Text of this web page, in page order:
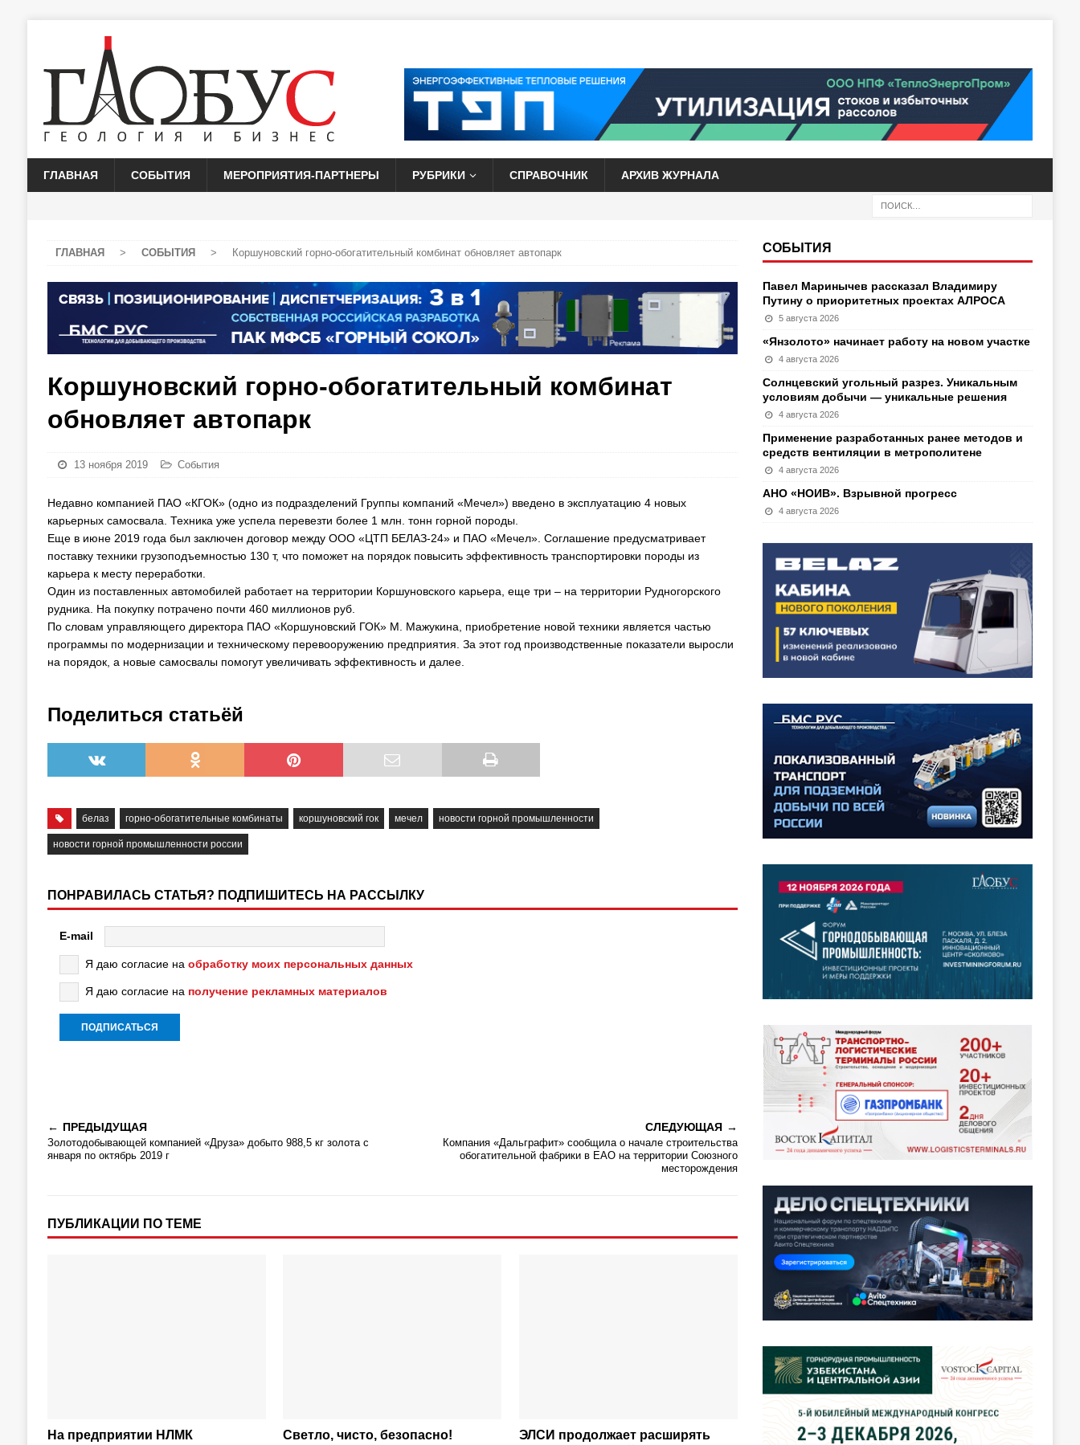
ГЛАВНАЯ СОБЫТИЯ МЕРОПРИЯТИЯ-ПАРТНЕРЫ РУБРИКИ СПРАВОЧНИК АРХИВ ЖУРНАЛА
ГЛАВНАЯ > СОБЫТИЯ > Коршуновский горно-обогатительный комбинат обновляет автопарк
Коршуновский горно-обогатительный комбинат
обновляет автопарк
13 ноября 2019 События
Недавно компанией ПАО «КГОК» (одно из подразделений Группы компаний «Мечел») введено в эксплуатацию 4 новых
карьерных самосвала. Техника уже успела перевезти более 1 млн. тонн горной породы.
Еще в июне 2019 года был заключен договор между ООО «ЦТП БЕЛАЗ-24» и ПАО «Мечел». Соглашение предусматривает
поставку техники грузоподъемностью 130 т, что поможет на порядок повысить эффективность транспортировки породы из
карьера к месту переработки.
Один из поставленных автомобилей работает на территории Коршуновского карьера, еще три – на территории Рудногорского
рудника. На покупку потрачено почти 460 миллионов руб.
По словам управляющего директора ПАО «Коршуновский ГОК» М. Мажукина, приобретение новой техники является частью
программы по модернизации и техническому перевооружению предприятия. За этот год производственные показатели выросли
на порядок, а новые самосвалы помогут увеличивать эффективность и далее.
Поделиться статьёй
белаз горно-обогатительные комбинаты коршуновский гок мечел новости горной промышленности
новости горной промышленности россии
ПОНРАВИЛАСЬ СТАТЬЯ? ПОДПИШИТЕСЬ НА РАССЫЛКУ
E-mail
Я даю согласие на обработку моих персональных данных
Я даю согласие на получение рекламных материалов
ПРЕДЫДУЩАЯ
Золотодобывающей компанией «Друза» добыто 988,5 кг золота с
января по октябрь 2019 г
СЛЕДУЮЩАЯ
Компания «Дальграфит» сообщила о начале строительства
обогатительной фабрики в ЕАО на территории Союзного
месторождения
ПУБЛИКАЦИИ ПО ТЕМЕ
На предприятии НЛМК
Светло, чисто, безопасно!
ЭЛСИ продолжает расширять
СОБЫТИЯ
Павел Маринычев рассказал Владимиру
Путину о приоритетных проектах АЛРОСА
5 августа 2026
«Янзолото» начинает работу на новом участке
4 августа 2026
Солнцевский угольный разрез. Уникальным
условиям добычи — уникальные решения
4 августа 2026
Применение разработанных ранее методов и
средств вентиляции в метрополитене
4 августа 2026
АНО «НОИВ». Взрывной прогресс
4 августа 2026